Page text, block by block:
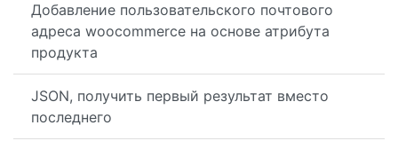
Добавление пользовательского почтового
адреса woocommerce на основе атрибута
продукта
JSON, получить первый результат вместо
последнего